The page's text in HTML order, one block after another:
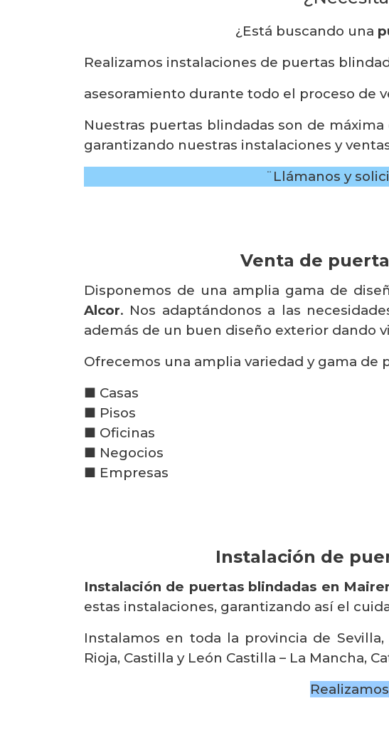
¿Está buscando una
Realizamos instalaciones de puertas
asesoramiento durante todo el proceso de
Nuestras puertas blindadas son de
garantizando nuestras instalaciones y
¨Llámanos y
Venta de
Disponemos de una amplia gama de
Alcor. Nos adaptándonos a las
además de un buen diseño exterior dando
Ofrecemos una amplia variedad y gama de
■ Casas
■ Pisos
■ Oficinas
■ Negocios
■ Empresas
Instalación de
Instalación de puertas blindadas en
estas instalaciones, garantizando así el
Instalamos en toda la provincia de
Rioja, Castilla y León Castilla – La Mancha,